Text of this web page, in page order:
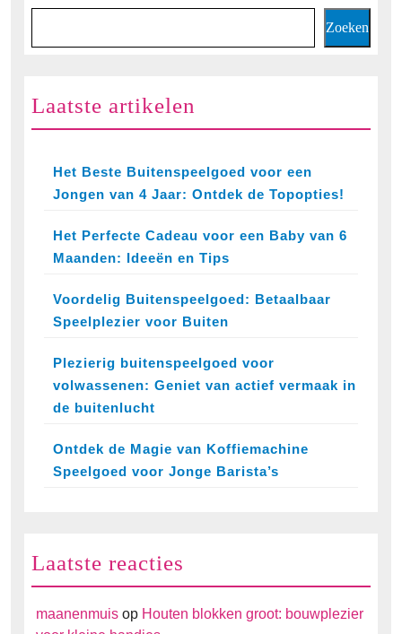
Zoeken
Laatste artikelen
Het Beste Buitenspeelgoed voor een
Jongen van 4 Jaar: Ontdek de Topopties!
Het Perfecte Cadeau voor een Baby van 6
Maanden: Ideeën en Tips
Voordelig Buitenspeelgoed: Betaalbaar
Speelplezier voor Buiten
Plezierig buitenspeelgoed voor
volwassenen: Geniet van actief vermaak in
de buitenlucht
Ontdek de Magie van Koffiemachine
Speelgoed voor Jonge Barista’s
Laatste reacties
maanenmuis op Houten blokken groot: bouwplezier